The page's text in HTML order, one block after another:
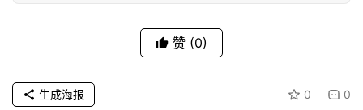
公
赞 (0)
0 0
生成海报